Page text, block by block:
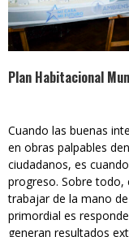
Plan Habitacional
Cuando las buenas
en obras palpables
ciudadanos, es
progreso. Sobre todo,
trabajar de la mano
primordial es
generan resultados